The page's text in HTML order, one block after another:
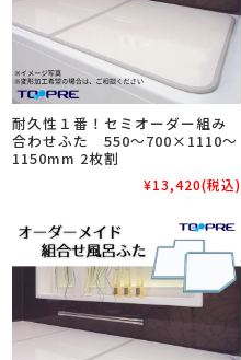
耐久性１番！セミオーダー組み
合わせふた 550～700×1110～
1150mm 2枚割
¥13,420(税込)